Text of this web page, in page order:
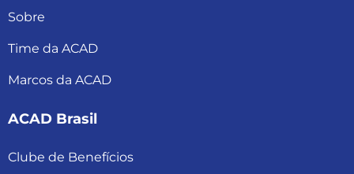
Sobre
Time da ACAD
Marcos da ACAD
ACAD Brasil
Clube de Benefícios